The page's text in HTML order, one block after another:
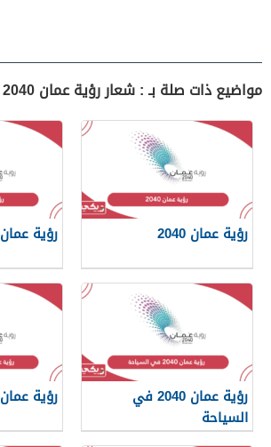
مواضيع ذات صلة بـ : شعار رؤية عمان 2040 pdf
رؤية عمان 2040 رؤية عمان 2040 pdf
رؤية عمان 2040 في
السياحة
رؤية عمان 2040 في التعليم